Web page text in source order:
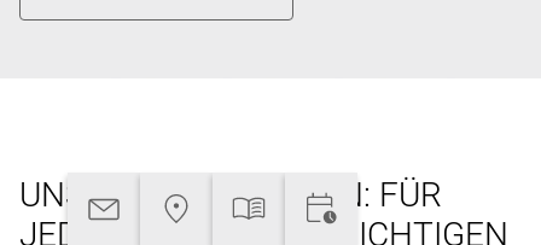
UNSERE REFERENZEN: FÜR
JEDES PROJEKT DIE RICHTIGEN